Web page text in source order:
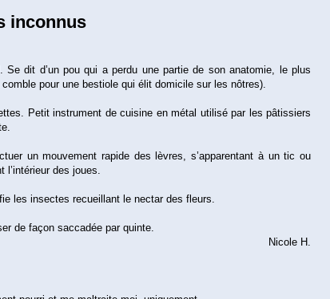
inconnus
Se dit d’un pou qui a perdu une partie de son anatomie, le plus
pour une bestiole qui élit domicile sur les nôtres).
Petit instrument de cuisine en métal utilisé par les pâtissiers
un mouvement rapide des lèvres, s’apparentant à un tic ou
des joues.
les insectes recueillant le nectar des fleurs.
de façon saccadée par quinte.
Nicole H.